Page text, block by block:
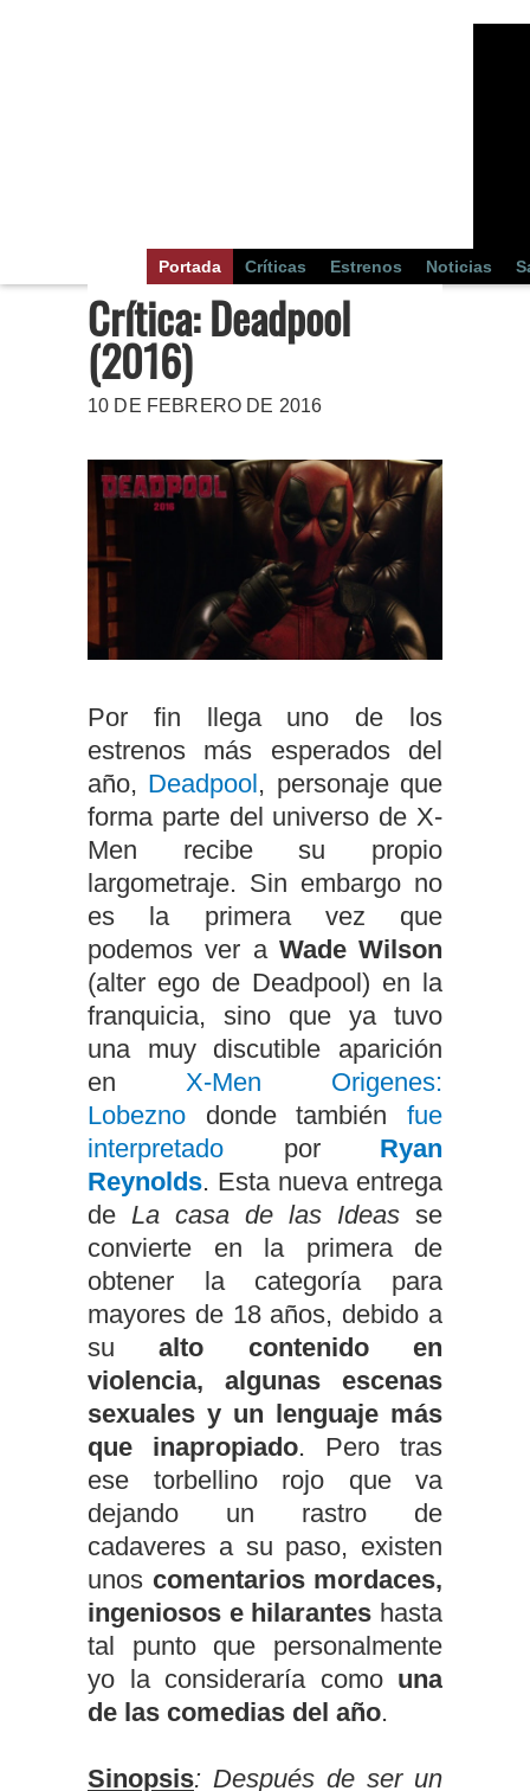
Portada Críticas Estrenos Noticias
Crítica: Deadpool
(2016)
10 DE FEBRERO DE 2016
Por fin llega uno de los
estrenos más esperados del
año, Deadpool, personaje que
forma parte del universo de X-
Men recibe su propio
largometraje. Sin embargo no
es la primera vez que
podemos ver a Wade Wilson
(alter ego de Deadpool) en la
franquicia, sino que ya tuvo
una muy discutible aparición
en X-Men Origenes:
Lobezno donde también fue
interpretado por Ryan
Reynolds. Esta nueva entrega
de La casa de las Ideas se
convierte en la primera de
obtener la categoría para
mayores de 18 años, debido a
sualto contenido en
violencia, algunas escenas
sexuales y un lenguaje más
que inapropiado. Pero tras
ese torbellino rojo que va
dejando un rastro de
cadaveres a su paso, existen
unos comentarios mordaces,
ingeniosos e hilarantes hasta
tal punto que personalmente
yo la consideraría como una
de las comedias del año.
Sinopsis: Después de ser un